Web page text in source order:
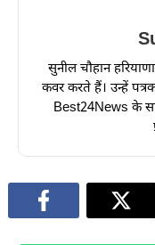
सुनील चौहान
कवर करते हैं। उन्हें
Best24News के